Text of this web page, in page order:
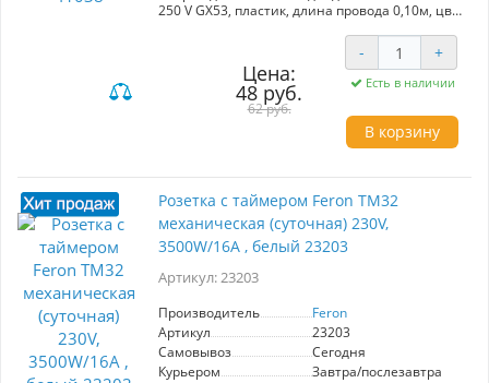
250 V GX53, пластик, длина провода 0,10м, цвет
Цена:
48 руб.
62 руб.
- +
Есть в наличии
В корзину
Розетка с таймером Feron TM32
механическая (суточная) 230V,
3500W/16A , белый 23203
Артикул: 23203
Производитель
Feron
Артикул
23203
Самовывоз
Сегодня
Курьером
Завтра/послезавтра